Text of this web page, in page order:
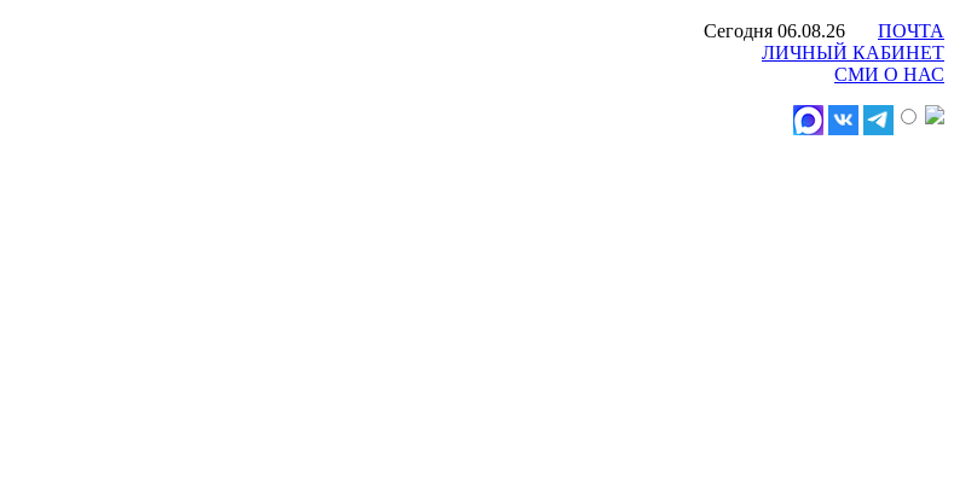
Сегодня 06.08.26
ПОЧТА
ЛИЧНЫЙ КАБИНЕТ
СМИ О НАС